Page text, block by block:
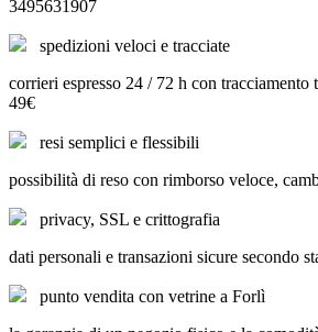
3495631907
spedizioni veloci e tracciate
corrieri espresso 24 / 72 h con tracciamento
49€
resi semplici e flessibili
possibilità di reso con rimborso veloce,
privacy, SSL e crittografia
dati personali e transazioni sicure secondo
punto vendita con vetrine a Forlì